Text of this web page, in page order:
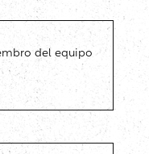
del equipo